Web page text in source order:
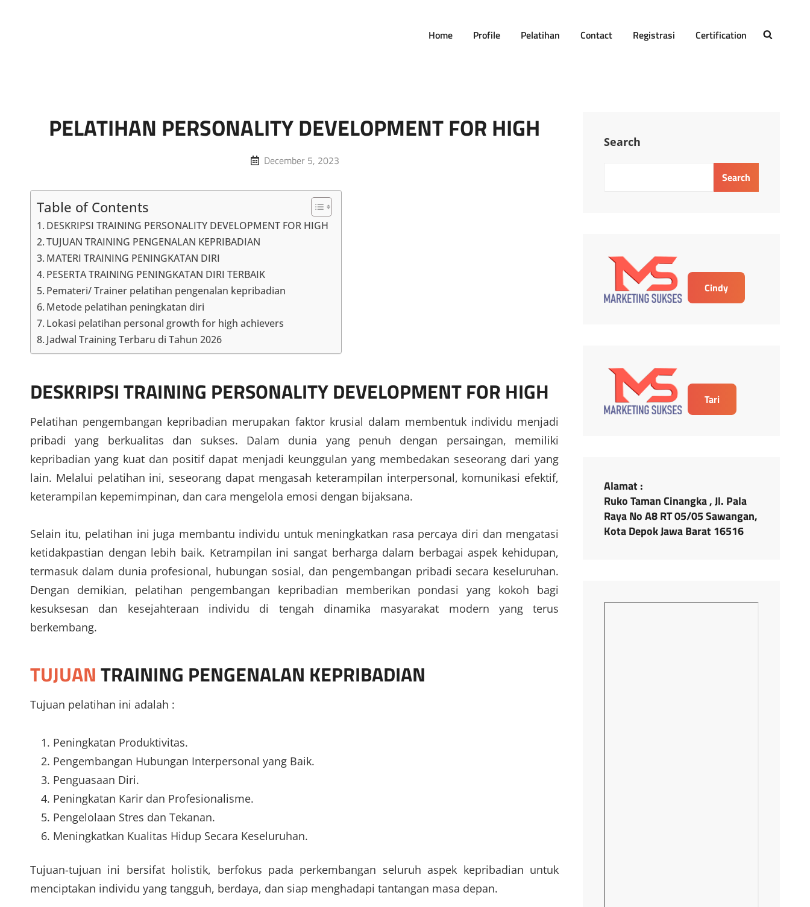
Home Profile Pelatihan Contact Registrasi Certification
PELATIHAN PERSONALITY DEVELOPMENT FOR HIGH
Posted
December 5, 2023
Table of Contents
DESKRIPSI TRAINING PERSONALITY DEVELOPMENT FOR HIGH
TUJUAN TRAINING PENGENALAN KEPRIBADIAN
MATERI TRAINING PENINGKATAN DIRI
PESERTA TRAINING PENINGKATAN DIRI TERBAIK
Pemateri/ Trainer pelatihan pengenalan kepribadian
Metode pelatihan peningkatan diri
Lokasi pelatihan personal growth for high achievers
Jadwal Training Terbaru di Tahun 2026
DESKRIPSITRAINING PERSONALITY DEVELOPMENT FOR HIGH
Pelatihan pengembangan kepribadian merupakan faktor krusial dalam membentuk individu menjadi
pribadi yang berkualitas dan sukses. Dalam dunia yang penuh dengan persaingan, memiliki
kepribadian yang kuat dan positif dapat menjadi keunggulan yang membedakan seseorang dari yang
lain. Melalui pelatihan ini, seseorang dapat mengasah keterampilan interpersonal, komunikasi efektif,
keterampilan kepemimpinan, dan cara mengelola emosi dengan bijaksana.
Selain itu, pelatihan ini juga membantu individu untuk meningkatkan rasa percaya diri dan mengatasi
ketidakpastian dengan lebih baik. Ketrampilan ini sangat berharga dalam berbagai aspek kehidupan,
termasuk dalam dunia profesional, hubungan sosial, dan pengembangan pribadi secara keseluruhan.
Dengan demikian, pelatihan pengembangan kepribadian memberikan pondasi yang kokoh bagi
kesuksesan dan kesejahteraan individu di tengah dinamika masyarakat modern yang terus
berkembang.
TUJUANTRAINING PENGENALAN KEPRIBADIAN
Tujuan pelatihan ini adalah :
Peningkatan Produktivitas.
Pengembangan Hubungan Interpersonal yang Baik.
Penguasaan Diri.
Peningkatan Karir dan Profesionalisme.
Pengelolaan Stres dan Tekanan.
Meningkatkan Kualitas Hidup Secara Keseluruhan.
Tujuan-tujuan ini bersifat holistik, berfokus pada perkembangan seluruh aspek kepribadian untuk
menciptakan individu yang tangguh, berdaya, dan siap menghadapi tantangan masa depan.
Search
Search
Cindy
Tari
Alamat :
Ruko Taman Cinangka , Jl. Pala
Raya No A8 RT 05/05 Sawangan,
Kota Depok Jawa Barat 16516